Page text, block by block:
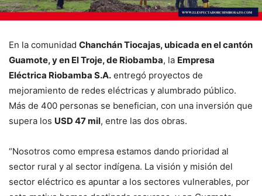
En la comunidad Chanchán Tiocajas, ubicada en el cantón
Guamote, y en El Troje, de Riobamba, la Empresa
Eléctrica Riobamba S.A. entregó proyectos de
mejoramiento de redes eléctricas y alumbrado público.
Más de 400 personas se benefician, con una inversión que
supera los USD 47 mil, entre las dos obras.
“Nosotros como empresa estamos dando prioridad al
sector rural y al sector indígena. La visión y misión del
sector eléctrico es apuntar a los sectores vulnerables, por